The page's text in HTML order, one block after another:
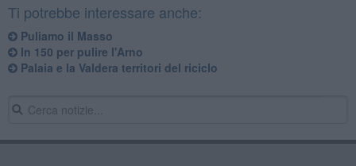
Ti potrebbe interessare anche:
Puliamo il Masso
In 150 per pulire l'Arno
Palaia e la Valdera territori del riciclo